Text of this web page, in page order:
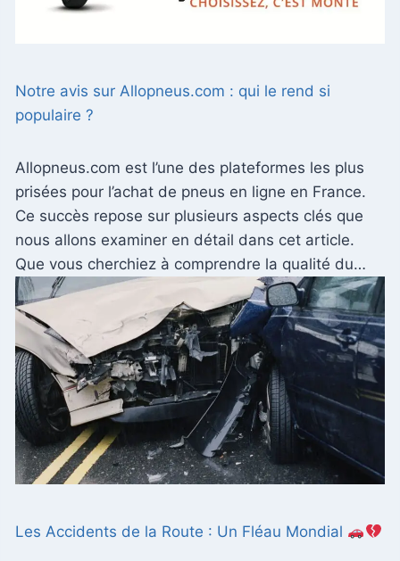
Notre avis sur Allopneus.com : qui le rend si
populaire ?
Allopneus.com est l’une des plateformes les plus
prisées pour l’achat de pneus en ligne en France.
Ce succès repose sur plusieurs aspects clés que
nous allons examiner en détail dans cet article.
Que vous cherchiez à comprendre la qualité du…
Les Accidents de la Route : Un Fléau Mondial